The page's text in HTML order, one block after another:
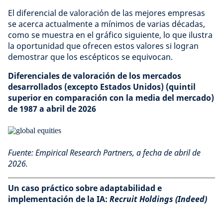
El diferencial de valoración de las mejores empresas
se acerca actualmente a mínimos de varias décadas,
como se muestra en el gráfico siguiente, lo que ilustra
la oportunidad que ofrecen estos valores si logran
demostrar que los escépticos se equivocan.
Diferenciales de valoración de los mercados
desarrollados (excepto Estados Unidos) (quintil
superior en comparación con la media del mercado)
de 1987 a abril de 2026
Fuente: Empirical Research Partners, a fecha de abril de
2026.
Un caso práctico sobre adaptabilidad e
implementación de la IA: Recruit Holdings (Indeed)